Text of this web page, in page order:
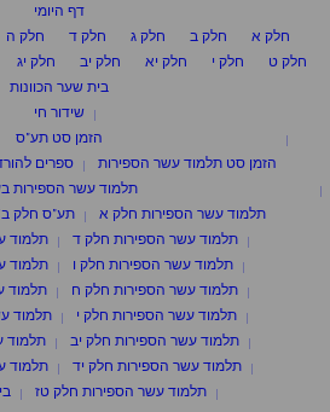
דף היומי
חלק א
חלק ב חלק ג חלק ד חלק ה
חלק ט
חלק י חלק יא חלק יב חלק יג
בית שער הכוונות
שידור חי
הזמן סט תע"ס
הזמן סט תלמוד עשר הספירות
ספרים
תלמוד עשר הספירות
תלמוד עשר הספירות חלק א
תע"ס חלק ב'
תלמוד עשר הספירות חלק ד
תלמוד
תלמוד עשר הספירות חלק ו
תלמוד
תלמוד עשר הספירות חלק ח
תלמוד
תלמוד עשר הספירות חלק י
תלמוד
תלמוד עשר הספירות חלק יב
תלמוד
תלמוד עשר הספירות חלק יד
תלמוד
תלמוד עשר הספירות חלק טז